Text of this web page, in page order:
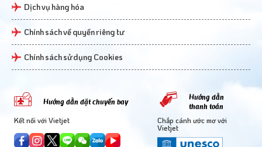
Dịch vụ hàng hóa
Chính sách về quyền riêng tư
Chính sách sử dụng Cookies
Hướng dẫn đặt chuyến bay
Hướng dẫn
thanh toán
Kết nối với Vietjet
Chắp cánh ước mơ với
Vietjet